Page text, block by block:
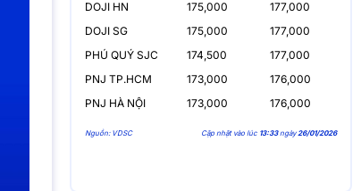
DOJI HN
175,000
177,000
DOJI SG
175,000
177,000
PHÚ QUÝ SJC
174,500
177,000
PNJ TP.HCM
173,000
176,000
PNJ HÀ NỘI
173,000 176,000
Nguồn: VDSC Cập nhật vào lúc 13:33ngày26/01/2026